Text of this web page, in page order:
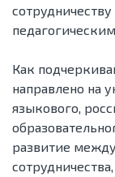
Как
направлено на
языкового,
развитие